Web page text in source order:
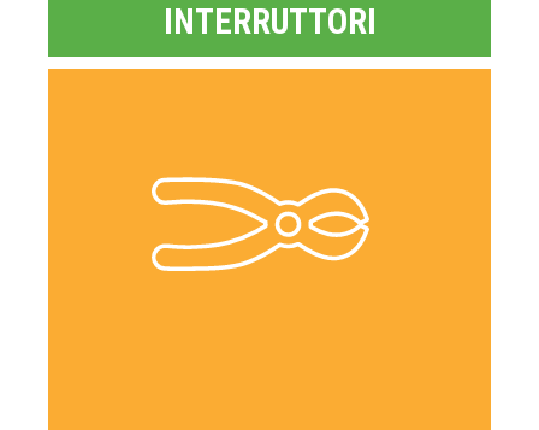
INTERRUTTORI